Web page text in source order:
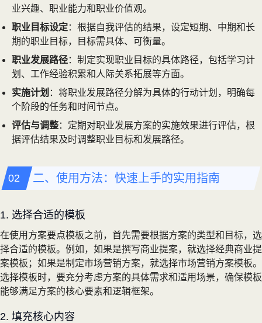
业兴趣、职业能力和职业价值观。
职业目标设定：根据自我评估的结果，设定短期、中期和长
期的职业目标，目标需具体、可衡量。
职业发展路径：制定实现职业目标的具体路径，包括学习计
划、工作经验积累和人际关系拓展等方面。
实施计划 ：将职业发展路径分解为具体的行动计划，明确每
个阶段的任务和时间节点。
评估与调整：定期对职业发展方案的实施效果进行评估，根
据评估结果及时调整职业目标和发展路径。
二、使用方法：快速上手的实用指南
1. 选择合适的模板
在使用方案要点模板之前，首先需要根据方案的类型和目标，选
择合适的模板。例如，如果是撰写商业提案，就选择经典商业提
案模板；如果是制定市场营销方案，就选择市场营销方案模板。
选择模板时，要充分考虑方案的具体需求和适用场景，确保模板
能够满足方案的核心要素和逻辑框架。
2. 填充核心内容